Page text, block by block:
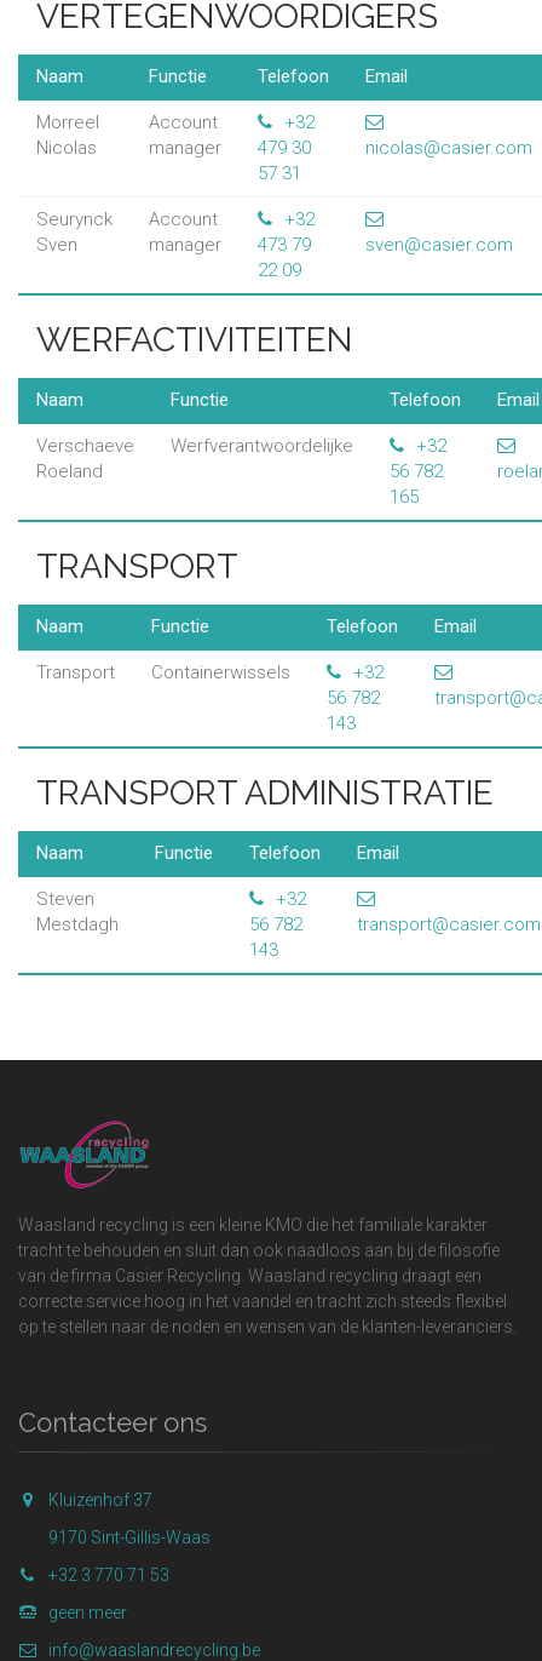
VERTEGENWOORDIGERS
Naam Functie Telefoon Email
Morreel
Nicolas
Account
manager
+32
479 30
57 31
nicolas@casier.com
Seurynck
Sven
Account
manager
+32
473 79
22 09
sven@casier.com
WERFACTIVITEITEN
Naam Functie Telefoon Email
Verschaeve
Roeland
Werfverantwoordelijke
+32
56 782
165
TRANSPORT
Naam Functie Telefoon Email
Transport Containerwissels
+32
56 782
143
TRANSPORT ADMINISTRATIE
Naam Functie Telefoon Email
Steven
Mestdagh
+32
56 782
143
transport@casier.com
Waasland recycling is een kleine KMO die het familiale karakter
tracht te behouden en sluit dan ook naadloos aan bij de filosofie
van de firma Casier Recycling. Waasland recycling draagt een
correcte service hoog in het vaandel en tracht zich steeds flexibel
op te stellen naar de noden en wensen van de klanten-leveranciers.
Contacteer ons
Kluizenhof 37
9170 Sint-Gillis-Waas
+32 3 770 71 53
geen meer
info@waaslandrecycling.be